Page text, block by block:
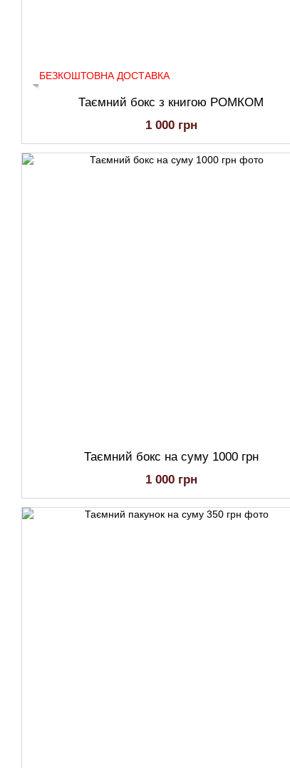
БЕЗКОШТОВНА ДОСТАВКА
Таємний бокс з книгою РОМКОМ
1 000 грн
Таємний бокс на суму 1000 грн
1 000 грн